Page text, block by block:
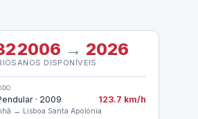
2006 → 2026
ANOS DISPONÍVEIS
· 2009 123.7 km/h
→ Lisboa Santa Apolónia